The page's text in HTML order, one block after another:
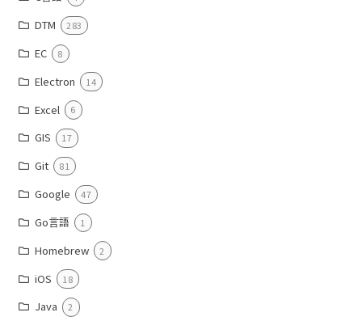
DTM 283
EC 8
Electron 14
Excel 6
GIS 17
Git 81
Google 47
Go言語 1
Homebrew 2
iOS 18
Java 2